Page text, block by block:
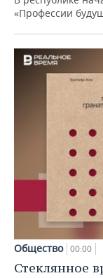
«Профессии
Общество 00:00
Стеклянное